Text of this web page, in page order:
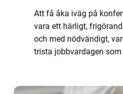
Att få åka iväg på
vara ett härligt,
och med nödvändigt,
trista jobbvardagen